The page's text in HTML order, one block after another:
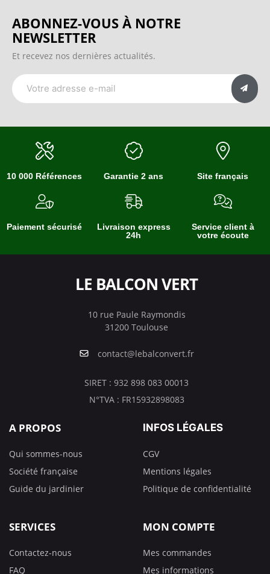
ABONNEZ-VOUS À NOTRE
NEWSLETTER
Et recevez nos dernières actualités.
10 000 Références Garantie 2 ans Site français
Paiement sécurisé
Livraison express
24h
Service client à
votre écoute
LE BALCON VERT
10 rue Paule Raymondis
31200 Toulouse
contact@lebalconvert.fr
SIRET : 932 898 083 00013
N°TVA : FR15932898083
A PROPOS
Qui sommes-nous
Société française
Guide du jardinier
INFOS LÉGALES
CGV
Mentions légales
Politique de confidentialité
SERVICES
Contactez-nous
FAQ
MON COMPTE
Mes commandes
Mes informations